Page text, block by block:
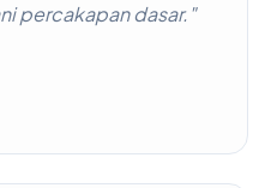
percakapan dasar."